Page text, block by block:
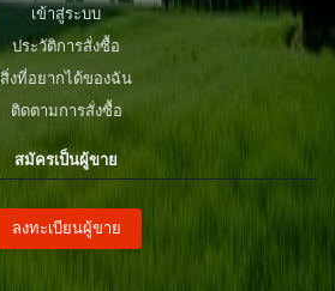
เข้าสู่ระบบ
ประวัติการสั่งซื้อ
สิ่งที่อยากได้ของฉัน
ติดตามการสั่งซื้อ
สมัครเป็นผู้ขาย
ลงทะเบียนผู้ขาย